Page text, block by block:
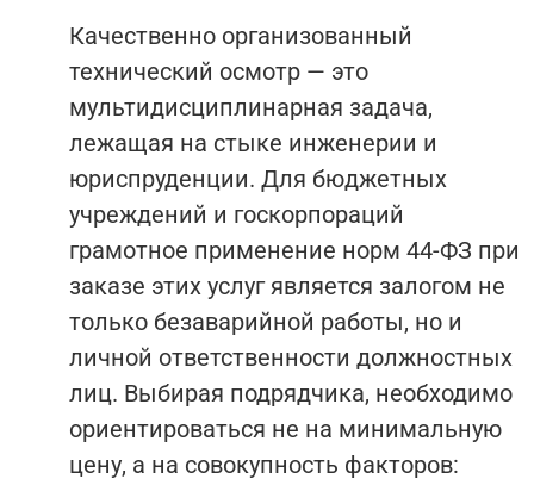
Качественно организованный
технический осмотр — это
мультидисциплинарная задача,
лежащая на стыке инженерии и
юриспруденции. Для бюджетных
учреждений и госкорпораций
грамотное применение норм 44-ФЗ при
заказе этих услуг является залогом не
только безаварийной работы, но и
личной ответственности должностных
лиц. Выбирая подрядчика, необходимо
ориентироваться не на минимальную
цену, а на совокупность факторов: